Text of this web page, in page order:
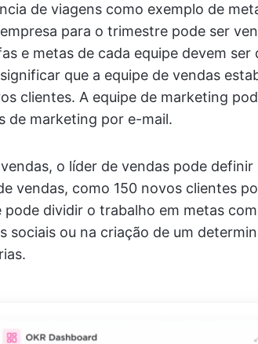
de viagens como exemplo de
para o trimestre pode ser
e metas de cada equipe devem ser
que a equipe de vendas
clientes. A equipe de marketing
de marketing por e-mail.
o líder de vendas pode
vendas, como 150 novos clientes
dividir o trabalho em metas
sociais ou na criação de um